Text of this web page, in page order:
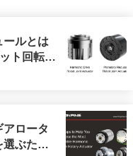
ールとは
ト回転関
ロータ
選ぶため